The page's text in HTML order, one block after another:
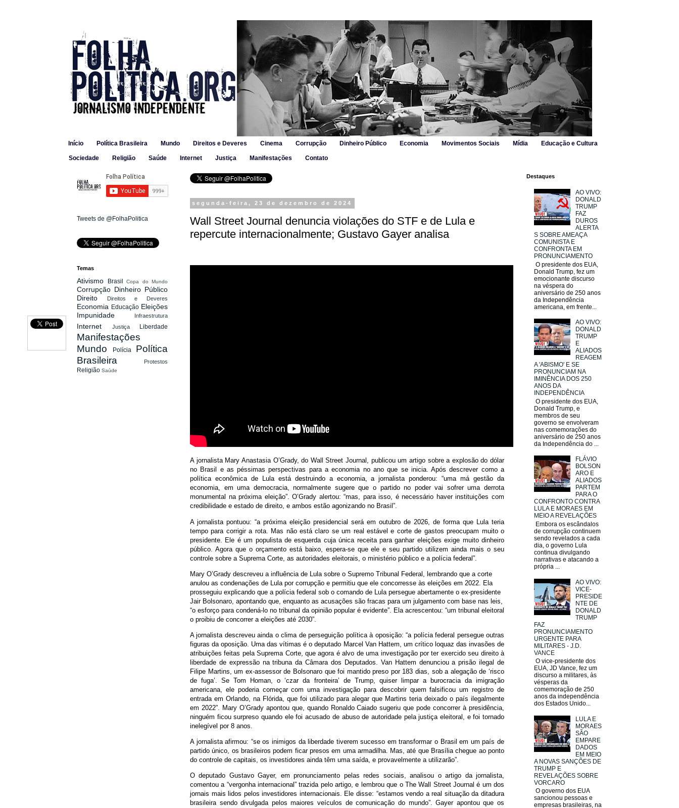
Início Política Brasileira Mundo Direitos e Deveres Cinema Corrupção Dinheiro Público Economia Movimentos Sociais Mídia Educação e Cultura
Sociedade Religião Saúde Internet Justiça Manifestações Contato
segunda-feira, 23 de dezembro de 2024
Wall Street Journal denuncia violações do STF e de Lula e
repercute internacionalmente; Gustavo Gayer analisa
A jornalista Mary Anastasia O’Grady, do Wall Street Journal, publicou um artigo sobre a explosão do dólar
no Brasil e as péssimas perspectivas para a economia no ano que se inicia. Após descrever como a
política econômica de Lula está destruindo a economia, a jornalista ponderou: “uma má gestão da
economia, em uma democracia, normalmente sugere que o partido no poder vai sofrer uma derrota
monumental na próxima eleição”. O’Grady alertou: “mas, para isso, é necessário haver instituições com
credibilidade e estado de direito, e ambos estão agonizando no Brasil”.
A jornalista pontuou: “a próxima eleição presidencial será em outubro de 2026, de forma que Lula teria
tempo para corrigir a rota. Mas não está claro se um real estável e corte de gastos preocupam muito o
presidente. Ele é um populista de esquerda cuja única receita para ganhar eleições exige muito dinheiro
público. Agora que o orçamento está baixo, espera-se que ele e seu partido utilizem ainda mais o seu
controle sobre a Suprema Corte, as autoridades eleitorais, o ministério público e a polícia federal”.
Mary O’Grady descreveu a influência de Lula sobre o Supremo Tribunal Federal, lembrando que a corte
anulou as condenações de Lula por corrupção e permitiu que ele concorresse às eleições em 2022. Ela
prosseguiu explicando que a polícia federal sob o comando de Lula persegue abertamente o ex-presidente
Jair Bolsonaro, apontando que, enquanto as acusações são fracas para um julgamento com base nas leis,
“o esforço para condená-lo no tribunal da opinião popular é evidente”. Ela acrescentou: “um tribunal eleitoral
o proibiu de concorrer a eleições até 2030”.
A jornalista descreveu ainda o clima de perseguição política à oposição: “a polícia federal persegue outras
figuras da oposição. Uma das vítimas é o deputado Marcel Van Hattem, um crítico loquaz das invasões de
atribuições feitas pela Suprema Corte, que agora é alvo de uma investigação por ter exercido seu direito à
liberdade de expressão na tribuna da Câmara dos Deputados. Van Hattem denunciou a prisão ilegal de
Filipe Martins, um ex-assessor de Bolsonaro que foi mantido preso por 183 dias, sob a alegação de ‘risco
de fuga’. Se Tom Homan, o ‘czar da fronteira’ de Trump, quiser limpar a burocracia da imigração
americana, ele poderia começar com uma investigação para descobrir quem falsificou um registro de
entrada em Orlando, na Flórida, que foi utilizado para alegar que Martins teria deixado o país ilegalmente
em 2022”. Mary O’Grady apontou que, quando Ronaldo Caiado sugeriu que pode concorrer à presidência,
ninguém ficou surpreso quando ele foi acusado de abuso de autoridade pela justiça eleitoral, e foi tornado
inelegível por 8 anos.
A jornalista afirmou: “se os inimigos da liberdade tiverem sucesso em transformar o Brasil em um país de
partido único, os brasileiros podem ficar presos em uma armadilha. Mas, até que Brasília chegue ao ponto
do controle de capitais, os investidores ainda têm uma saída, e provavelmente a utilizarão”.
O deputado Gustavo Gayer, em pronunciamento pelas redes sociais, analisou o artigo da jornalista,
comentou a “vergonha internacional” trazida pelo artigo, e lembrou que o The Wall Street Journal é um dos
jornais mais lidos pelos investidores internacionais. Ele disse: “estamos vendo a real situação da ditadura
brasileira sendo divulgada pelos maiores veículos de comunicação do mundo”. Gayer apontou que os
Tweets de @FolhaPolitica
Temas
Ativismo Brasil Copa do Mundo
Corrupção Dinheiro Público
Direito
Direitos e Deveres
Economia Educação Eleições
Impunidade
Infraestrutura
Internet Justiça Liberdade
Manifestações
Mundo
Polícia Política
Brasileira
Protestos
Religião Saúde
Destaques
AO VIVO:
DONALD
TRUMP
FAZ
DUROS
ALERTA
S SOBRE AMEAÇA
COMUNISTA E
CONFRONTA EM
PRONUNCIAMENTO
O presidente dos EUA,
Donald Trump, fez um
emocionante discurso
na véspera do
aniversário de 250 anos
da Independência
americana, em frente...
AO VIVO:
DONALD
TRUMP
E
ALIADOS
REAGEM
A 'ABISMO' E SE
PRONUNCIAM NA
IMINÊNCIA DOS 250
ANOS DA
INDEPENDÊNCIA
O presidente dos EUA,
Donald Trump, e
membros de seu
governo se envolveram
nas comemorações do
aniversário de 250 anos
da Independência do ...
FLÁVIO
BOLSON
ARO E
ALIADOS
PARTEM
PARA O
CONFRONTO CONTRA
LULA E MORAES EM
MEIO A REVELAÇÕES
Embora os escândalos
de corrupção continuem
sendo revelados a cada
dia, o governo Lula
continua divulgando
narrativas e atacando a
própria ...
AO VIVO:
VICE-
PRESIDE
NTE DE
DONALD
TRUMP
FAZ
PRONUNCIAMENTO
URGENTE PARA
MILITARES - J.D.
VANCE
O vice-presidente dos
EUA, JD Vance, fez um
discurso a militares, às
vésperas da
comemoração de 250
anos da independência
dos Estados Unido...
LULA E
MORAES
SÃO
EMPARE
DADOS
EM MEIO
A NOVAS SANÇÕES DE
TRUMP E
REVELAÇÕES SOBRE
VORCARO
O governo dos EUA
sancionou pessoas e
empresas brasileiras, na